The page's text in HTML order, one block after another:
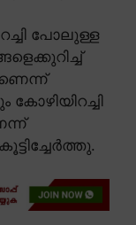
പോലുള്ള